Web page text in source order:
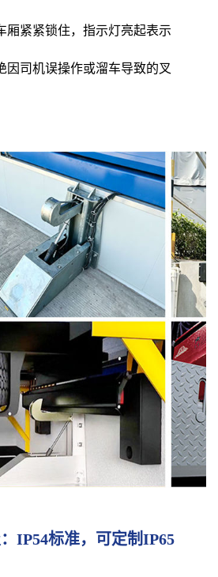
厢紧紧锁住，指示灯亮起表示
因司机误操作或溜车导致的叉
IP54标准，可定制IP65